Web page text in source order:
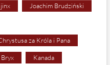
jinx Joachim Brudziński
za Króla i Pana
Bryx Kanada